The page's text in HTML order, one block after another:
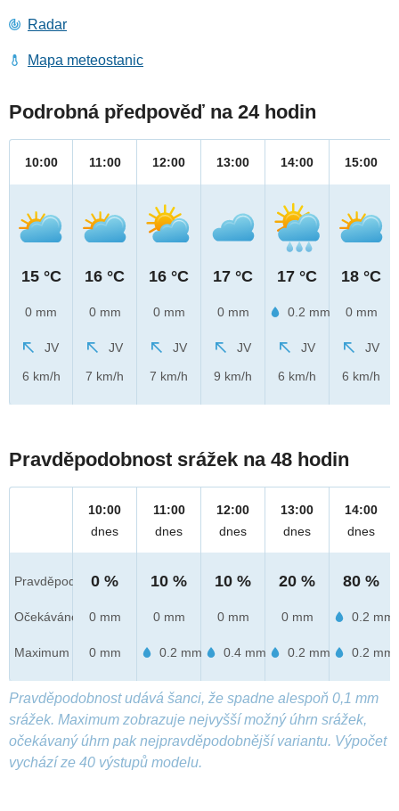
Radar
Mapa meteostanic
Podrobná předpověď na 24 hodin
10:00
15 °C
0 mm
JV
6 km/h
11:00
16 °C
0 mm
JV
7 km/h
12:00
16 °C
0 mm
JV
7 km/h
13:00
17 °C
0 mm
JV
9 km/h
14:00
17 °C
0.2 mm
JV
6 km/h
15:00
18 °C
0 mm
JV
6 km/h
Pravděpodobnost srážek na 48 hodin
Pravděpod.
Očekáváno
Maximum
10:00
dnes
0 %
0 mm
0 mm
11:00
dnes
10 %
0 mm
0.2 mm
12:00
dnes
10 %
0 mm
0.4 mm
13:00
dnes
20 %
0 mm
0.2 mm
14:00
dnes
80 %
0.2 mm
0.2 mm
Pravděpodobnost udává šanci, že spadne alespoň 0,1 mm
srážek. Maximum zobrazuje nejvyšší možný úhrn srážek,
očekávaný úhrn pak nejpravděpodobnější variantu. Výpočet
vychází ze 40 výstupů modelu.